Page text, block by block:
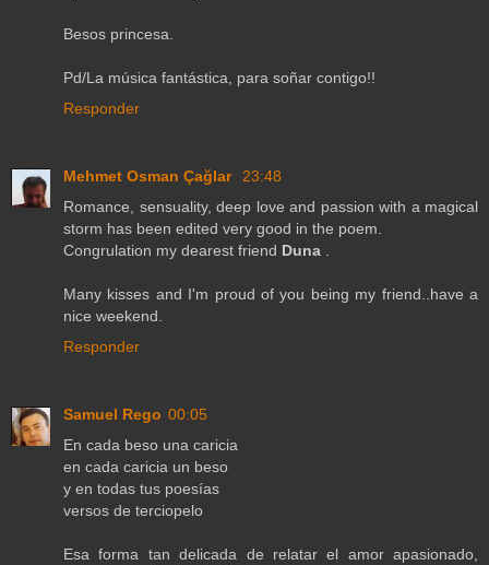
Besos princesa.
Pd/La música fantástica, para soñar contigo!!
Responder
Mehmet Osman Çağlar
23:48
Romance, sensuality, deep love and passion with a magical
storm has been edited very good in the poem.
Congrulation my dearest friend Duna
Many kisses and I'm proud of you being my friend..have a
nice weekend.
Responder
Samuel Rego 00:05
En cada beso una caricia
en cada caricia un beso
y en todas tus poesías
versos de terciopelo
Esa forma tan delicada de relatar el amor apasionado,